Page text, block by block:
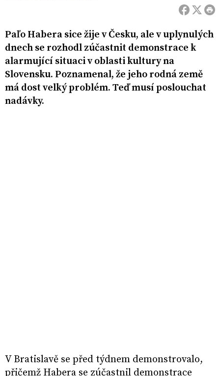
Paľo Habera sice žije v Česku, ale v uplynulých
dnech se rozhodl zúčastnit demonstrace k
alarmující situaci v oblasti kultury na
Slovensku. Poznamenal, že jeho rodná země
má dost velký problém. Teď musí poslouchat
nadávky.
V Bratislavě se před týdnem demonstrovalo,
přičemž Habera se zúčastnil demonstrace